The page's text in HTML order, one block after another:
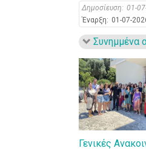
Δημοσίευση: 01-
Έναρξη: 01-07-
Συνημμένα
Γενικές